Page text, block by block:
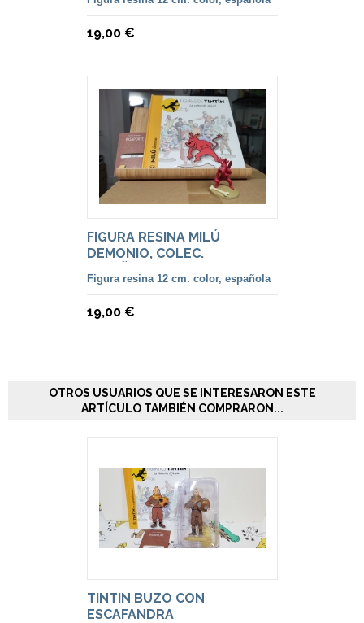
19,00 €
FIGURA RESINA MILÚ
DEMONIO, COLEC.
Figura resina 12 cm. color, española
19,00 €
OTROS USUARIOS QUE SE INTERESARON ESTE
ARTÍCULO TAMBIÉN COMPRARON...
TINTIN BUZO CON
ESCAFANDRA